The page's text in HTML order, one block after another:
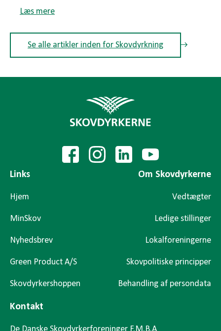
Læs mere
Se alle artikler inden for Skovdyrkning
Links
Hjem
MinSkov
Nyhedsbrev
Green Product A/S
Skovdyrkershoppen
Om Skovdyrkerne
Vedtægter
Ledige stillinger
Lokalforeningerne
Skovpolitiske principper
Behandling af persondata
Kontakt